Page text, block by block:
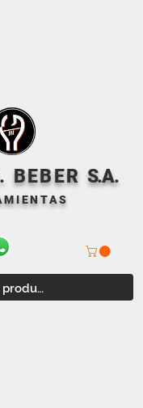
BEBER S.A.